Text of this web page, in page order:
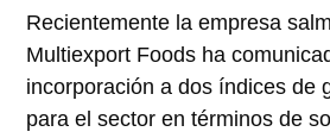
Recientemente la empresa
Multiexport Foods ha
incorporación a dos índices de
para el sector en términos de